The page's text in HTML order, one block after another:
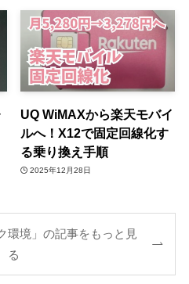
UQ WiMAXから楽天モバイ
ルへ！X12で固定回線化す
る乗り換え手順
2025年12月28日
環境」の記事をもっと見
る